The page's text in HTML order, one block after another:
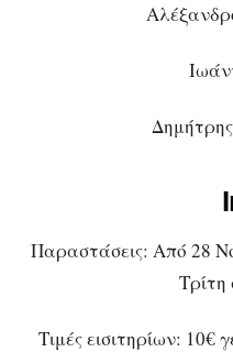
Παραστάσεις: Από 28
Τρίτη
Τιμές εισιτηρίων: 10€